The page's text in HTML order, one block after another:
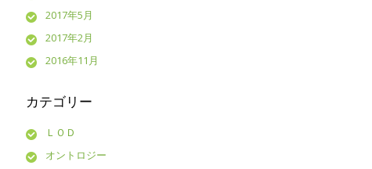
2017年5月
2017年2月
2016年11月
カテゴリー
ＬＯＤ
オントロジー